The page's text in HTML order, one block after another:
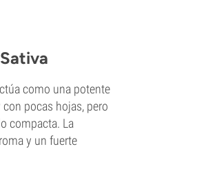
como una potente
pocas hojas, pero
compacta. La
y un fuerte